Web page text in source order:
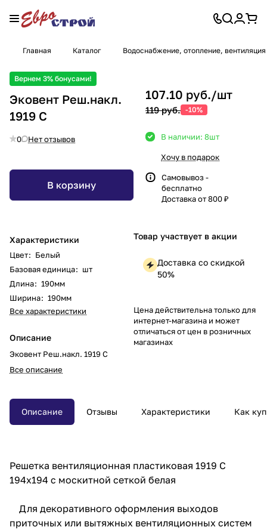
Главная Каталог Водоснабжение, отопление, вентиляция
Вернем 3% бонусами!
Эковент Реш.накл.
1919 С
0 Нет отзывов
В корзину
Характеристики
Цвет: Белый
Базовая единица: шт
Длина: 190мм
Ширина: 190мм
Все характеристики
Описание
Эковент Реш.накл. 1919 С
Все описание
107.10 руб./шт
119 руб. -10%
В наличии: 8шт
Хочу в подарок
Самовывоз -
бесплатно
Доставка от 800 ₽
Товар участвует в акции
Доставка со скидкой
50%
Цена действительна только для
интернет-магазина и может
отличаться от цен в розничных
магазинах
Описание Отзывы Характеристики Как
Решетка вентиляционная пластиковая 1919 С
194x194 с москитной сеткой белая
Для декоративного оформления выходов
приточных или вытяжных вентиляционных систем